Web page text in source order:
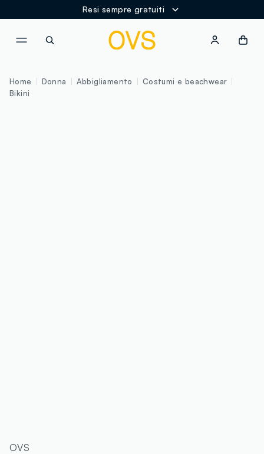
Resi sempre gratuiti
Home Donna Abbigliamento
Costumi e beachwear
Bikini
OVS